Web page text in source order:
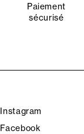
Paiement
sécurisé
Instagram
Facebook